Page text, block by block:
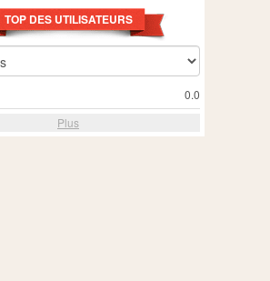
TOP DES UTILISATEURS
0.0
Plus